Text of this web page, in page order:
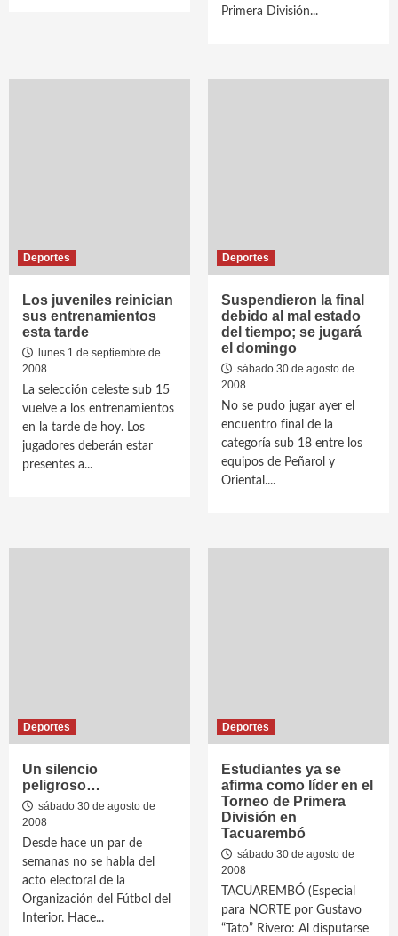
Primera División...
Deportes
Los juveniles reinician
sus entrenamientos
esta tarde
lunes 1 de septiembre de
2008
La selección celeste sub 15
vuelve a los entrenamientos
en la tarde de hoy. Los
jugadores deberán estar
presentes a...
Deportes
Suspendieron la final
debido al mal estado
del tiempo; se jugará
el domingo
sábado 30 de agosto de
2008
No se pudo jugar ayer el
encuentro final de la
categoría sub 18 entre los
equipos de Peñarol y
Oriental....
Deportes
Un silencio
peligroso…
sábado 30 de agosto de
2008
Desde hace un par de
semanas no se habla del
acto electoral de la
Organización del Fútbol del
Interior. Hace...
Deportes
Estudiantes ya se
afirma como líder en el
Torneo de Primera
División en
Tacuarembó
sábado 30 de agosto de
2008
TACUAREMBÓ (Especial
para NORTE por Gustavo
“Tato” Rivero: Al disputarse